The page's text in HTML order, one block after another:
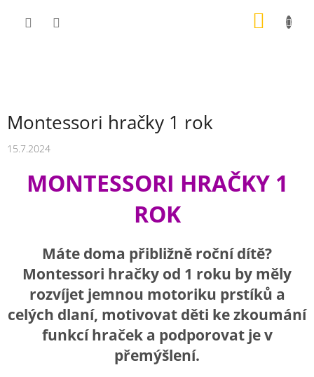
Montessori hračky 1 rok
15.7.2024
MONTESSORI HRAČKY 1
ROK
Máte doma přibližně roční dítě?
Montessori hračky od 1 roku by měly
rozvíjet jemnou motoriku prstíků a
celých dlaní, motivovat děti ke zkoumání
funkcí hraček a podporovat je v
přemýšlení.